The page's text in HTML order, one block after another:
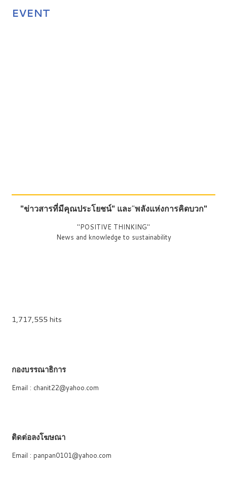
EVENT
"ข่าวสารที่มีคุณประโยชน์" และ"พลังแห่งการคิดบวก"
"POSITIVE THINKING"
News and knowledge to sustainability
1,717,555 hits
กองบรรณาธิการ
Email : chanit22@yahoo.com
ติดต่อลงโฆษณา
Email : panpan0101@yahoo.com